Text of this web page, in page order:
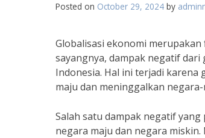
Posted on October 29, 2024 by
Globalisasi ekonomi
sayangnya, dampak negatif
Indonesia. Hal ini terjadi
maju dan meninggalkan
Salah satu dampak negatif
negara maju dan negara